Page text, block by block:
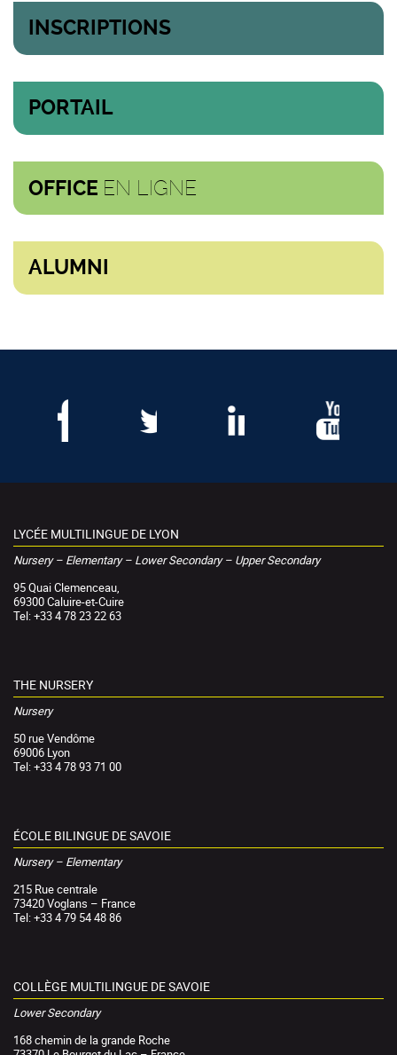
INSCRIPTIONS
PORTAIL
OFFICE EN LIGNE
ALUMNI
LYCÉE MULTILINGUE DE LYON
Nursery – Elementary – Lower Secondary – Upper Secondary
95 Quai Clemenceau,
69300 Caluire-et-Cuire
Tel: +33 4 78 23 22 63
THE NURSERY
Nursery
50 rue Vendôme
69006 Lyon
Tel: +33 4 78 93 71 00
ÉCOLE BILINGUE DE SAVOIE
Nursery – Elementary
215 Rue centrale
73420 Voglans – France
Tel: +33 4 79 54 48 86
COLLÈGE MULTILINGUE DE SAVOIE
Lower Secondary
168 chemin de la grande Roche